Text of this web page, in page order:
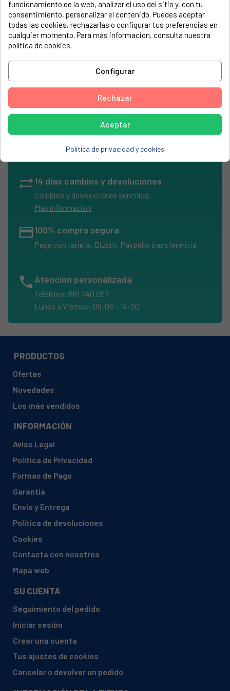
electrodoméstico. Suele estar formado por números y
letras.
Mando termostato cocina Teka
local_shipping
Entrega rápida en península
sync_alt14 días cambios y devoluciones
Cambios y devoluciones sencillos.
Más información
credit_card100% compra segura
Paga con tarjeta, Bizum, Paypal o transferencia.
phone Atención personalizada
Teléfono: 881 240 057
Lunes a Viernes: 09:00 - 14:00
PRODUCTOS
Ofertas
Novedades
Los más vendidos
INFORMACIÓN
Aviso Legal
Política de Privacidad
Formas de Pago
Garantía
Envío y Entrega
Política de devoluciones
Cookies
Contacta con nosotros
Mapa web
SU CUENTA
Seguimiento del pedido
Iniciar sesión
Crear una cuenta
Tus ajustes de cookies
Cancelar o devolver un pedido
funcionamiento de la web, analizar el uso del sitio y, con tu
consentimiento, personalizar el contenido. Puedes aceptar
todas las cookies, rechazarlas o configurar tus preferencias en
cualquier momento. Para más información, consulta nuestra
política de cookies.
Configurar
Rechazar
Aceptar
Política de privacidad y cookies